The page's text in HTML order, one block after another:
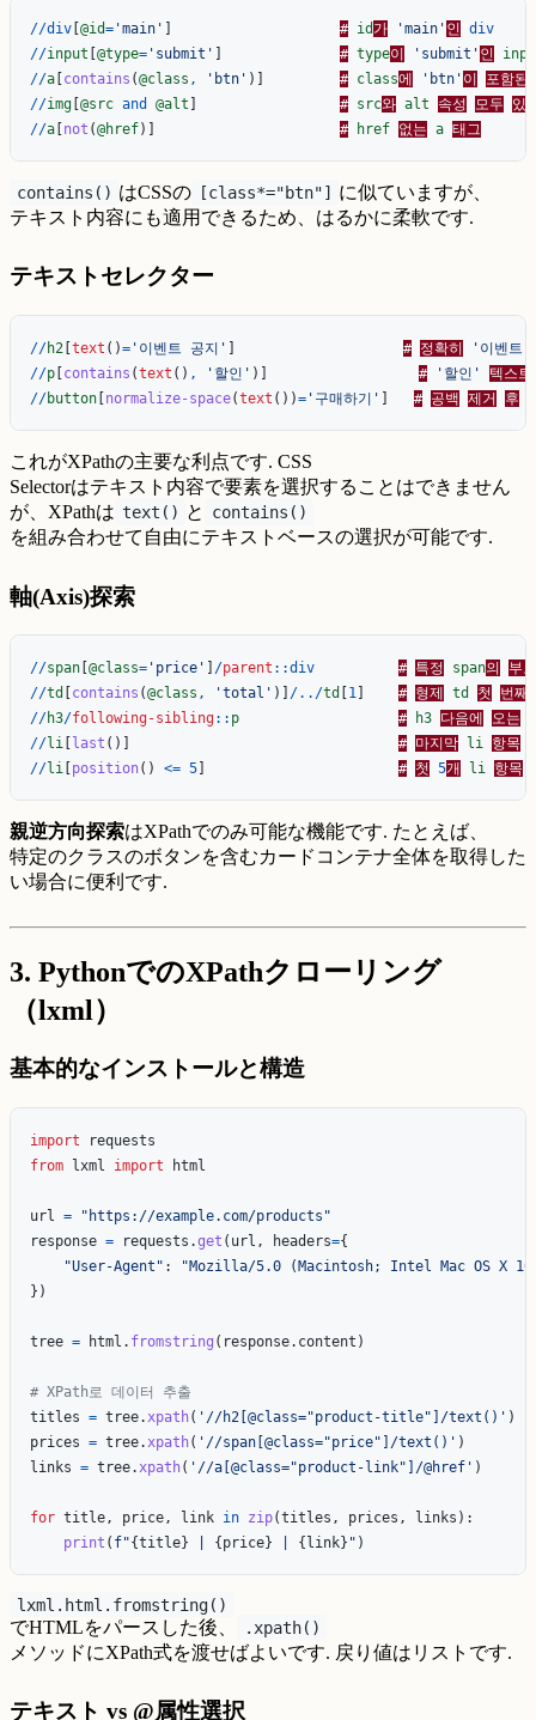
//div [@id= 'main' ] # id 가 'main' 인 div
//input [@type= 'submit' ] # type이 'submit' 인
//a [contains (@class , 'btn' )] # class에 'btn' 이
포함된
//img [@src and @alt ] # src와 alt 속성 모두
있
//a [not (@href)] # href 없는 a 태그
contains() はCSSの [class*="btn"]
に似ていますが、
テキスト内容にも適用できるため、はるかに柔軟です.
テキストセレクター
//h2 text ()= '이벤트 공지' # 정확히
'이벤트
//p contains (text () , '할인' )] # '할인'
텍스트
//button normalize-space(text ())= '구매하기' # 공백 제거 후
これがXPathの主要な利点です. CSS
Selectorはテキスト内容で要素を選択することはできません
が、XPathは text() と contains()
を組み合わせて自由にテキストベースの選択が可能です.
軸(Axis)探索
//span @class= 'price' /parent ::div # 특정 span의
부모
//td contains (@class , 'total' )] /../td 1 # 형제 td 첫
번째
//h3/following-sibling:: p # h3 다음에 오는
//li last ()] # 마지막 li 항목
//li position() <= 5 # 첫 5개 li 항목
親逆方向探索はXPathでのみ可能な機能です. たとえば、
特定のクラスのボタンを含むカードコンテナ全体を取得した
い場合に便利です.
3. PythonでのXPathクローリング
（lxml）
基本的なインストールと構造
import
requests
from lxml import html
url = " https://example.com/products "
response = requests .get ( url , headers={
"User-Agent " : "Mozilla/5.0 (Macintosh; Intel Mac OS X
})
tree = html . fromstring ( response. content )
titles = tree. xpath( ' //h2[@class="product-title" ]/text() ' )
prices = tree. xpath( ' //span[@class="price" ]/text() ' )
links = tree. xpath( ' //a[@class="product-link" ]/@href ' )
for title , price , link in zip(titles , prices , links ):
print ( f"{title} {price} {link} " )
lxml.html.fromstring()
でHTMLをパースした後、 .xpath()
メソッドにXPath式を渡せばよいです. 戻り値はリストです.
テキスト vs @属性選択